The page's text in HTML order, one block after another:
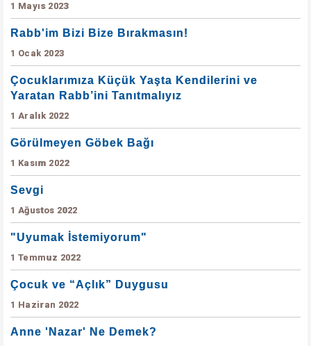
1 Mayıs 2023
Rabb'im Bizi Bize Bırakmasın!
1 Ocak 2023
Çocuklarımıza Küçük Yaşta Kendilerini ve
Yaratan Rabb’ini Tanıtmalıyız
1 Aralık 2022
Görülmeyen Göbek Bağı
1 Kasım 2022
Sevgi
1 Ağustos 2022
"Uyumak İstemiyorum"
1 Temmuz 2022
Çocuk ve “Açlık” Duygusu
1 Haziran 2022
Anne 'Nazar' Ne Demek?